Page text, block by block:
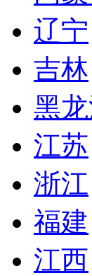
辽宁
吉林
黑
江苏
浙江
福建
江西